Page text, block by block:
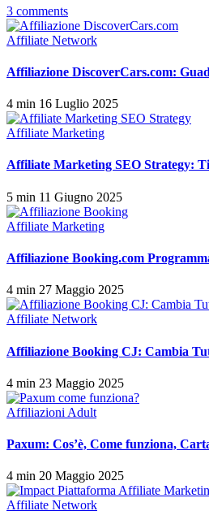
3 comments
Affiliate Network
Affiliazione DiscoverCars.com:
4 min 16 Luglio 2025
Affiliate Marketing
Affiliate Marketing SEO Strategy:
5 min 11 Giugno 2025
Affiliate Marketing
Affiliazione Booking.com
4 min 27 Maggio 2025
Affiliate Network
Affiliazione Booking CJ: Cambia
4 min 23 Maggio 2025
Affiliazioni Adult
Paxum: Cos’è, Come funziona,
4 min 20 Maggio 2025
Affiliate Network